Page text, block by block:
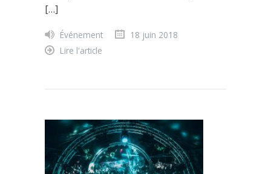
[…]
Événement
18 juin 2018
Lire l'article